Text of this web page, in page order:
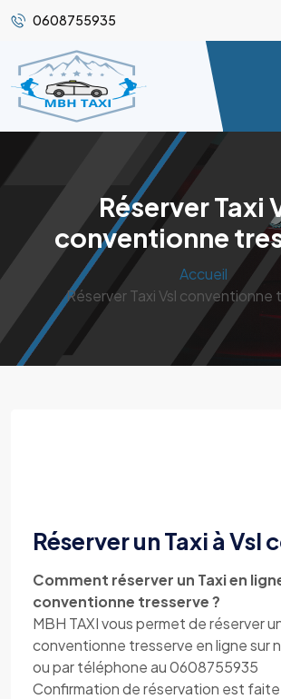
0608755935
Réserver Taxi
conventionne
Accueil
Réserver Taxi Vsl conventionne
Réserver un Taxi à
Comment réserver un Taxi en
conventionne tresserve ?
MBH TAXI vous permet de réserver
conventionne tresserve en ligne sur
ou par téléphone au 0608755935
Confirmation de réservation est faite